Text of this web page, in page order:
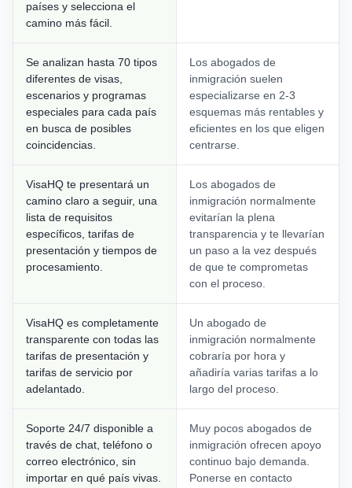
países y selecciona el
camino más fácil.
Se analizan hasta 70 tipos
diferentes de visas,
escenarios y programas
especiales para cada país
en busca de posibles
coincidencias.
Los abogados de
inmigración suelen
especializarse en 2-3
esquemas más rentables y
eficientes en los que eligen
centrarse.
VisaHQ te presentará un
camino claro a seguir, una
lista de requisitos
específicos, tarifas de
presentación y tiempos de
procesamiento.
Los abogados de
inmigración normalmente
evitarían la plena
transparencia y te llevarían
un paso a la vez después
de que te comprometas
con el proceso.
VisaHQ es completamente
transparente con todas las
tarifas de presentación y
tarifas de servicio por
adelantado.
Un abogado de
inmigración normalmente
cobraría por hora y
añadiría varias tarifas a lo
largo del proceso.
Soporte 24/7 disponible a
través de chat, teléfono o
correo electrónico, sin
importar en qué país vivas.
Muy pocos abogados de
inmigración ofrecen apoyo
continuo bajo demanda.
Ponerse en contacto